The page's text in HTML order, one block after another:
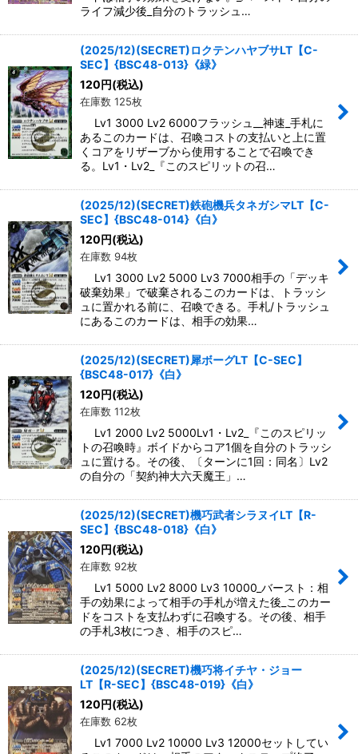
ライフ減少後_自分のトラッシュ…
(2025/12)(SECRET)ロクテンハヤブサLT【C-
SEC】{BSC48-013}《緑》
120 円(税込)
在庫数 125枚
Lv1 3000 Lv2 6000フラッシュ__神速_手札に
あるこのカードは、召喚コストの支払いと上に置
くコアをリザーブから使用することで召喚でき
る。Lv1・Lv2_『このスピリットの召…
(2025/12)(SECRET)鉄砲機兵タネガシマLT【C-
SEC】{BSC48-014}《白》
120 円(税込)
在庫数 94枚
Lv1 3000 Lv2 5000 Lv3 7000相手の「デッキ
破棄効果」で破棄されるこのカードは、トラッシ
ュに置かれる前に、召喚できる。手札/トラッシュ
にあるこのカードは、相手の効果…
(2025/12)(SECRET)犀ボーグLT【C-SEC】
{BSC48-017}《白》
120 円(税込)
在庫数 112枚
Lv1 2000 Lv2 5000Lv1・Lv2_『このスピリッ
トの召喚時』ボイドからコア1個を自分のトラッシ
ュに置ける。その後、〔ターンに1回：同名〕Lv2
の自分の「契約神大六天魔王」…
(2025/12)(SECRET)機巧武者シラヌイLT【R-
SEC】{BSC48-018}《白》
120 円(税込)
在庫数 92枚
Lv1 5000 Lv2 8000 Lv3 10000_バースト：相
手の効果によって相手の手札が増えた後_このカー
ドをコストを支払わずに召喚する。その後、相手
の手札3枚につき、相手のスピ…
(2025/12)(SECRET)機巧将イチヤ・ジョー
LT【R-SEC】{BSC48-019}《白》
120 円(税込)
在庫数 62枚
Lv1 7000 Lv2 10000 Lv3 12000セットしてい